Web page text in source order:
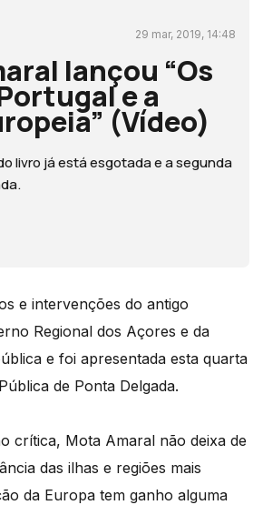
29 mar, 2019, 14:48
lançou “Os
e a
(Vídeo)
livro já está esgotada e a segunda
e intervenções do antigo
Regional dos Açores e da
e foi apresentada esta quarta
de Ponta Delgada.
crítica, Mota Amaral não deixa de
das ilhas e regiões mais
da Europa tem ganho alguma